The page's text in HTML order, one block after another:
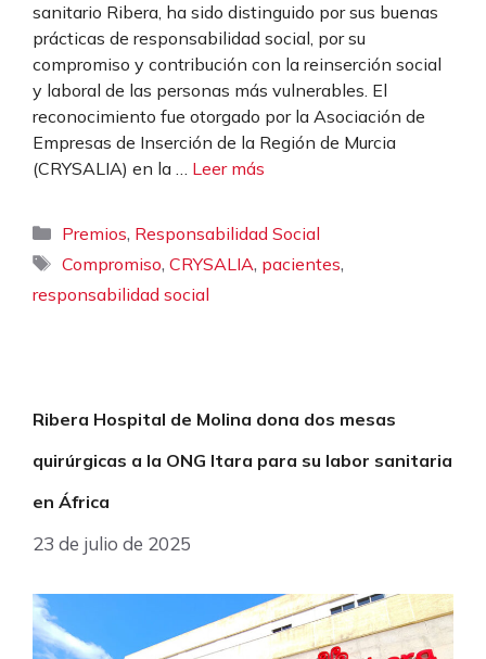
sanitario Ribera, ha sido distinguido por sus buenas
prácticas de responsabilidad social, por su
compromiso y contribución con la reinserción social
y laboral de las personas más vulnerables. El
reconocimiento fue otorgado por la Asociación de
Empresas de Inserción de la Región de Murcia
(CRYSALIA) en la … Leer más
Categorías
Premios, Responsabilidad Social
Etiquetas
Compromiso,CRYSALIA, pacientes,
responsabilidad social
Ribera Hospital de Molina dona dos mesas
quirúrgicas a la ONG Itara para su labor sanitaria
en África
23 de julio de 2025